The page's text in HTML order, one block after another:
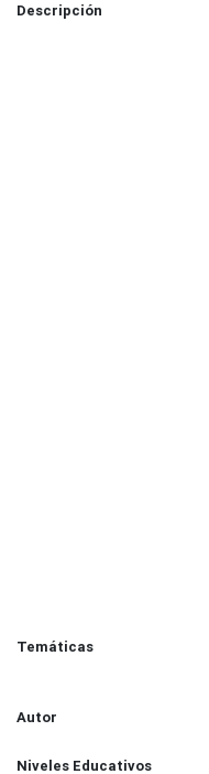
Descripción
Temáticas
Autor
Niveles Educativos